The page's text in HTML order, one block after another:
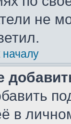
не
началу
в